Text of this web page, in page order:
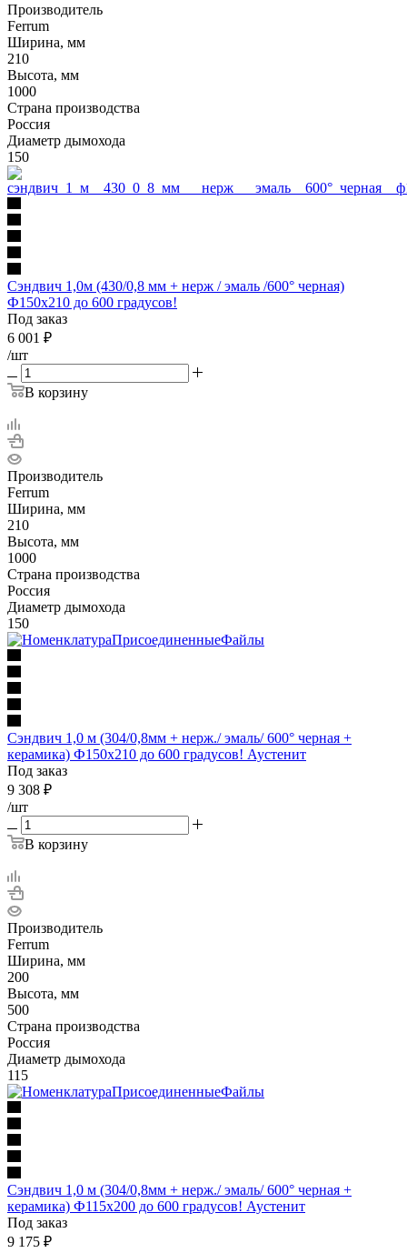
Производитель
Ferrum
Ширина, мм
210
Высота, мм
1000
Страна производства
Россия
Диаметр дымохода
150
Сэндвич 1,0м (430/0,8 мм + нерж / эмаль /600° черная)
Ф150х210 до 600 градусов!
Под заказ
6 001 ₽
/шт
В корзину
Производитель
Ferrum
Ширина, мм
210
Высота, мм
1000
Страна производства
Россия
Диаметр дымохода
150
Сэндвич 1,0 м (304/0,8мм + нерж./ эмаль/ 600° черная +
керамика) Ф150х210 до 600 градусов! Аустенит
Под заказ
9 308 ₽
/шт
В корзину
Производитель
Ferrum
Ширина, мм
200
Высота, мм
500
Страна производства
Россия
Диаметр дымохода
115
Сэндвич 1,0 м (304/0,8мм + нерж./ эмаль/ 600° черная +
керамика) Ф115х200 до 600 градусов! Аустенит
Под заказ
9 175 ₽